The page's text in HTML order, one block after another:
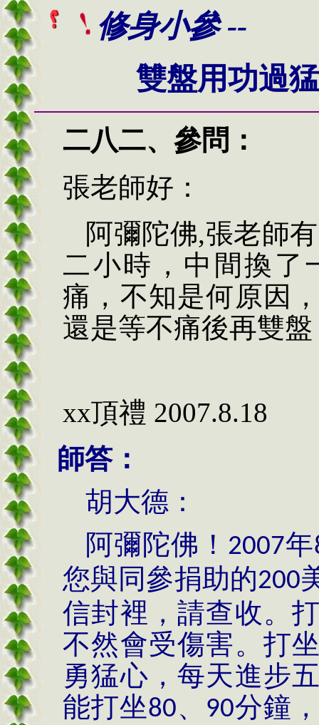
修身小參 --
雙盤用功過
二八二、 參問：
張老師好：
阿彌陀佛,張老師
二小時，中間換了
痛，不知是何原因
還是等不痛後再雙
xx頂禮 2007.8.18
師答：
胡大德：
阿彌陀佛！ 2007年
您與同參捐助的200
信封裡，請查收。
不然會受傷害。打
勇猛心，每天進步
能打坐80、 90分鐘